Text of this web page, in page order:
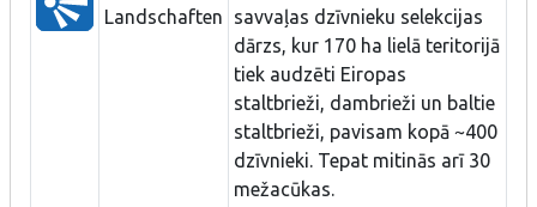
Landschaften
savvaļas dzīvnieku selekcijas
dārzs, kur 170 ha lielā teritorijā
tiek audzēti Eiropas
staltbrieži, dambrieži un baltie
staltbrieži, pavisam kopā ~400
dzīvnieki. Tepat mitinās arī 30
mežacūkas.